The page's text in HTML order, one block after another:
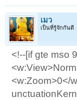
เมว
เป็นที่รู้จักกันดี
<!--[if gte mso
<w:Zoom>0</